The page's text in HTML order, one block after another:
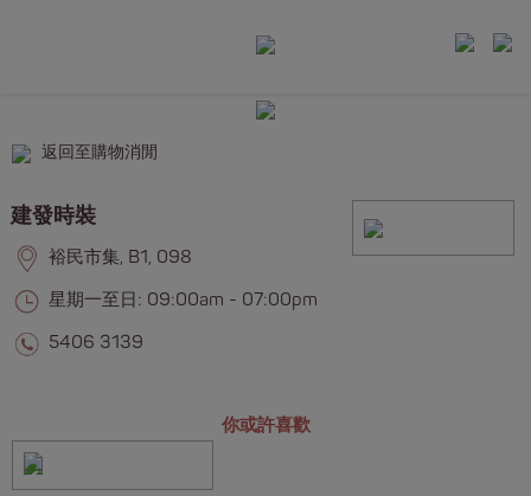
返回至購物消閒
建發時裝
裕民市集, B1, 098
星期一至日: 09:00am - 07:00pm
5406 3139
你或許喜歡